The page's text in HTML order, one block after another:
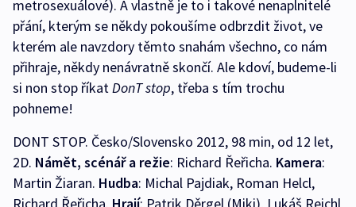
metrosexuálové). A vlastně je to i takové nenaplnitelé
přání, kterým se někdy pokoušíme odbrzdit život, ve
kterém ale navzdory těmto snahám všechno, co nám
přihraje, někdy nenávratně skončí. Ale kdoví, budeme-li
si non stop říkatDonT stop, třeba s tím trochu
pohneme!
DONT STOP. Česko/Slovensko 2012, 98 min, od 12 let,
2D. Námět, scénář a režie: Richard Řeřicha. Kamera:
Martin Žiaran. Hudba: Michal Pajdiak, Roman Helcl,